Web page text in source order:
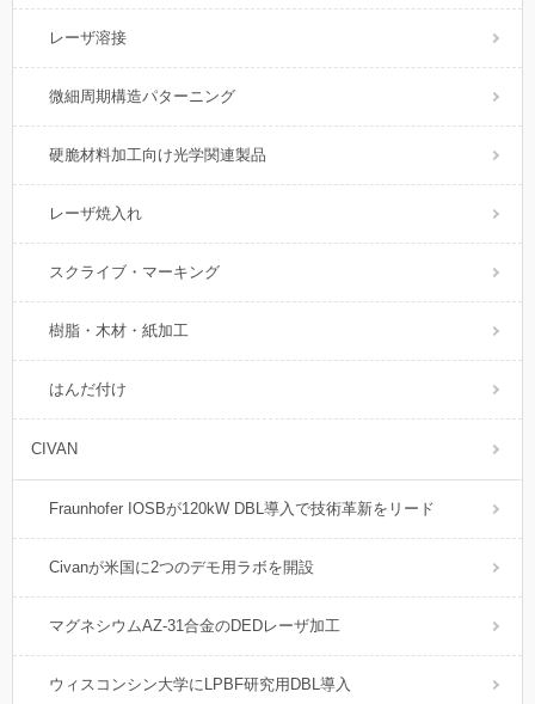
レーザ溶接
微細周期構造パターニング
硬脆材料加工向け光学関連製品
レーザ焼入れ
スクライブ・マーキング
樹脂・木材・紙加工
はんだ付け
CIVAN
Fraunhofer IOSBが120kW DBL導入で技術革新をリード
Civanが米国に2つのデモ用ラボを開設
マグネシウムAZ-31合金のDEDレーザ加工
ウィスコンシン大学にLPBF研究用DBL導入